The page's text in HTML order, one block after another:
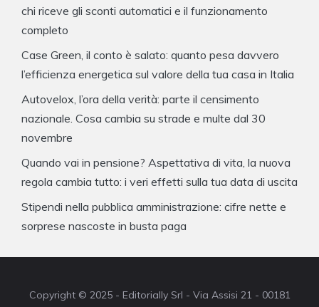
chi riceve gli sconti automatici e il funzionamento
completo
Case Green, il conto è salato: quanto pesa davvero
l’efficienza energetica sul valore della tua casa in Italia
Autovelox, l’ora della verità: parte il censimento
nazionale. Cosa cambia su strade e multe dal 30
novembre
Quando vai in pensione? Aspettativa di vita, la nuova
regola cambia tutto: i veri effetti sulla tua data di uscita
Stipendi nella pubblica amministrazione: cifre nette e
sorprese nascoste in busta paga
Copyright © 2025 - Editorially Srl - Via Assisi 21 - 00181